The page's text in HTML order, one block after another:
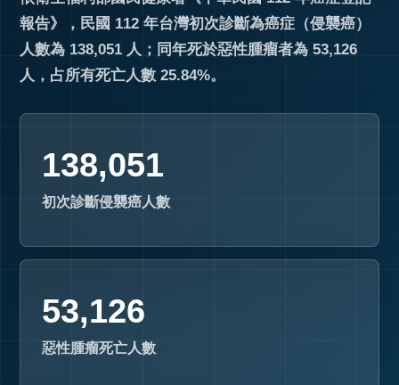
報告》，民國 112 年台灣初次診斷為癌症（侵襲癌）
人數為 138,051 人；同年死於惡性腫瘤者為 53,126
人，占所有死亡人數 25.84%。
138,051
初次診斷侵襲癌人數
53,126
惡性腫瘤死亡人數